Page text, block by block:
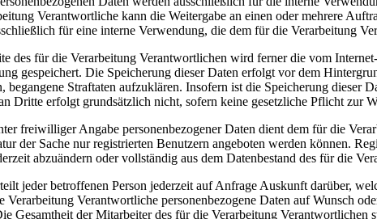
Verantwortliche kann die Weitergabe an einen oder mehrere
für eine interne Verwendung, die dem für die Verarbeitung
des für die Verarbeitung Verantwortlichen wird ferner die vom
gespeichert. Die Speicherung dieser Daten erfolgt vor dem
Straftaten aufzuklären. Insofern ist die Speicherung dieser
Dritte erfolgt grundsätzlich nicht, sofern keine gesetzliche Pflicht zur
freiwilliger Angabe personenbezogener Daten dient dem für die
der Sache nur registrierten Benutzern angeboten werden können.
abzuändern oder vollständig aus dem Datenbestand des für die
jeder betroffenen Person jederzeit auf Anfrage Auskunft darüber,
Verantwortliche personenbezogene Daten auf Wunsch
Gesamtheit der Mitarbeiter des für die Verarbeitung Verantwortlichen